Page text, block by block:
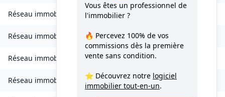
Réseau immobilier Collongues(06910
Réseau immobilier Drap( 06340)
Réseau immobilier Escragnolles(06460)
Réseau immobilier Gattières(06510)
Vous êtes un professionnel de
l'immobilier ?
🔥 Percevez 100% de vos
commissions dès la première
vente sans condition.
⭐ Découvrez notre logiciel
immobilier tout-en-un.